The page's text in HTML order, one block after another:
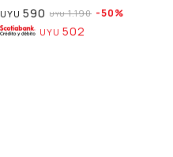
UYU 590 UYU 1.190 50
UYU 502